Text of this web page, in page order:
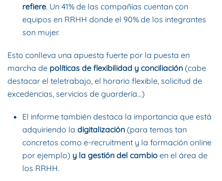
refiere. Un 41% de las compañías cuentan con
equipos en RRHH donde el 90% de los integrantes
son mujer.
Esto conlleva una apuesta fuerte por la puesta en
marcha de políticas de flexibilidad y conciliación (cabe
destacar el teletrabajo, el horario flexible, solicitud de
excedencias, servicios de guardería…)
El informe también destaca la importancia que está
adquiriendo la digitalización (para temas tan
concretos como e-recruitment y la formación online
por ejemplo) y la gestión del cambio en el área de
los RRHH.